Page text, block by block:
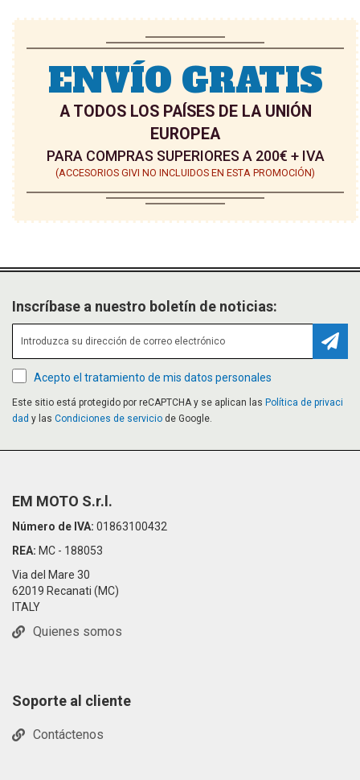
ENVÍO GRATIS
A TODOS LOS PAÍSES DE LA UNIÓN
EUROPEA
PARA COMPRAS SUPERIORES A 200€ + IVA
(ACCESORIOS GIVI NO INCLUIDOS EN ESTA PROMOCIÓN)
Inscríbase a nuestro boletín de noticias:
Acepto el tratamiento de mis datos personales
Este sitio está protegido por reCAPTCHA y se aplican las Política de privaci
dad y las Condiciones de servicio de Google.
EM MOTO S.r.l.
Número de IVA: 01863100432
REA: MC - 188053
Via del Mare 30
62019 Recanati (MC)
ITALY
Quienes somos
Soporte al cliente
Contáctenos